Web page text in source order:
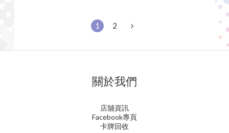
1 2
關於我們
店舖資訊
Facebook專頁
卡牌回收